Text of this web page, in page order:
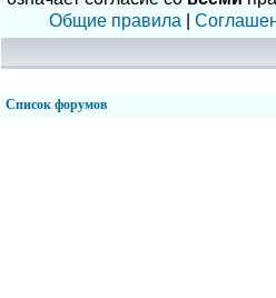
Общие правила |
Список форумов